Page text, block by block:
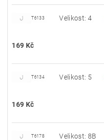
T6133 Velikost: 4
169 Kč
T6134 Velikost: 5
169 Kč
T6178 Velikost: 8B